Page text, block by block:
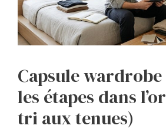
Capsule
les étapes dans
tri aux tenues)